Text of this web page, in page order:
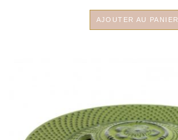
AJOUTER AU PANIER